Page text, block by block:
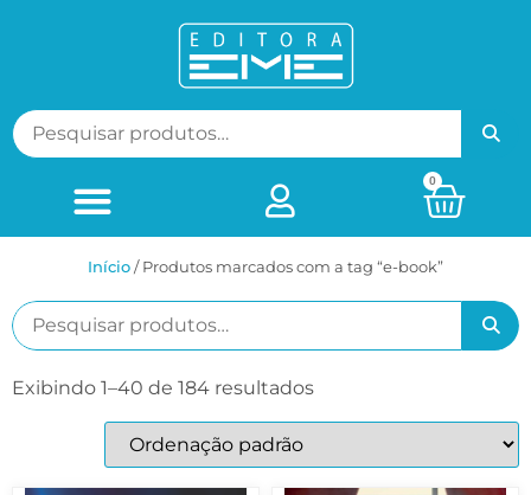
0
Início/ Produtos marcados com a tag “e-book”
Exibindo 1–40 de 184 resultados